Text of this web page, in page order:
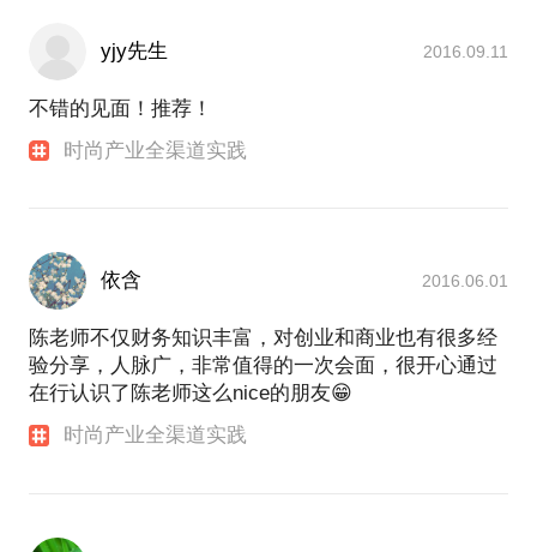
yjy先生 2016.09.11
不错的见面！推荐！
时尚产业全渠道实践
依含 2016.06.01
陈老师不仅财务知识丰富，对创业和商业也有很多经
验分享，人脉广，非常值得的一次会面，很开心通过
在行认识了陈老师这么nice的朋友😁
时尚产业全渠道实践